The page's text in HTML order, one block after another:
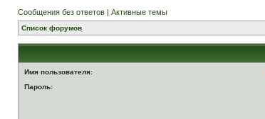
Сообщения без ответов | Активные темы
Список форумов
Имя пользователя:
Пароль: